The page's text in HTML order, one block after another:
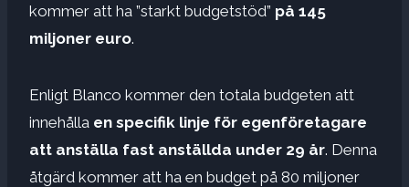
kommer att ha ”starkt budgetstöd” på 145
miljoner euro.
Enligt Blanco kommer den totala budgeten att
innehålla en specifik linje för egenföretagare
att anställa fast anställda under 29 år. Denna
åtgärd kommer att ha en budget på 80 miljoner